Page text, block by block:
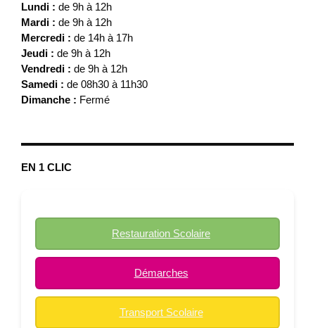
Lundi : de 9h à 12h
Mardi : de 9h à 12h
Mercredi : de 14h à 17h
Jeudi : de 9h à 12h
Vendredi : de 9h à 12h
Samedi : de 08h30 à 11h30
Dimanche : Fermé
EN 1 CLIC
Restauration Scolaire
Démarches
Transport Scolaire